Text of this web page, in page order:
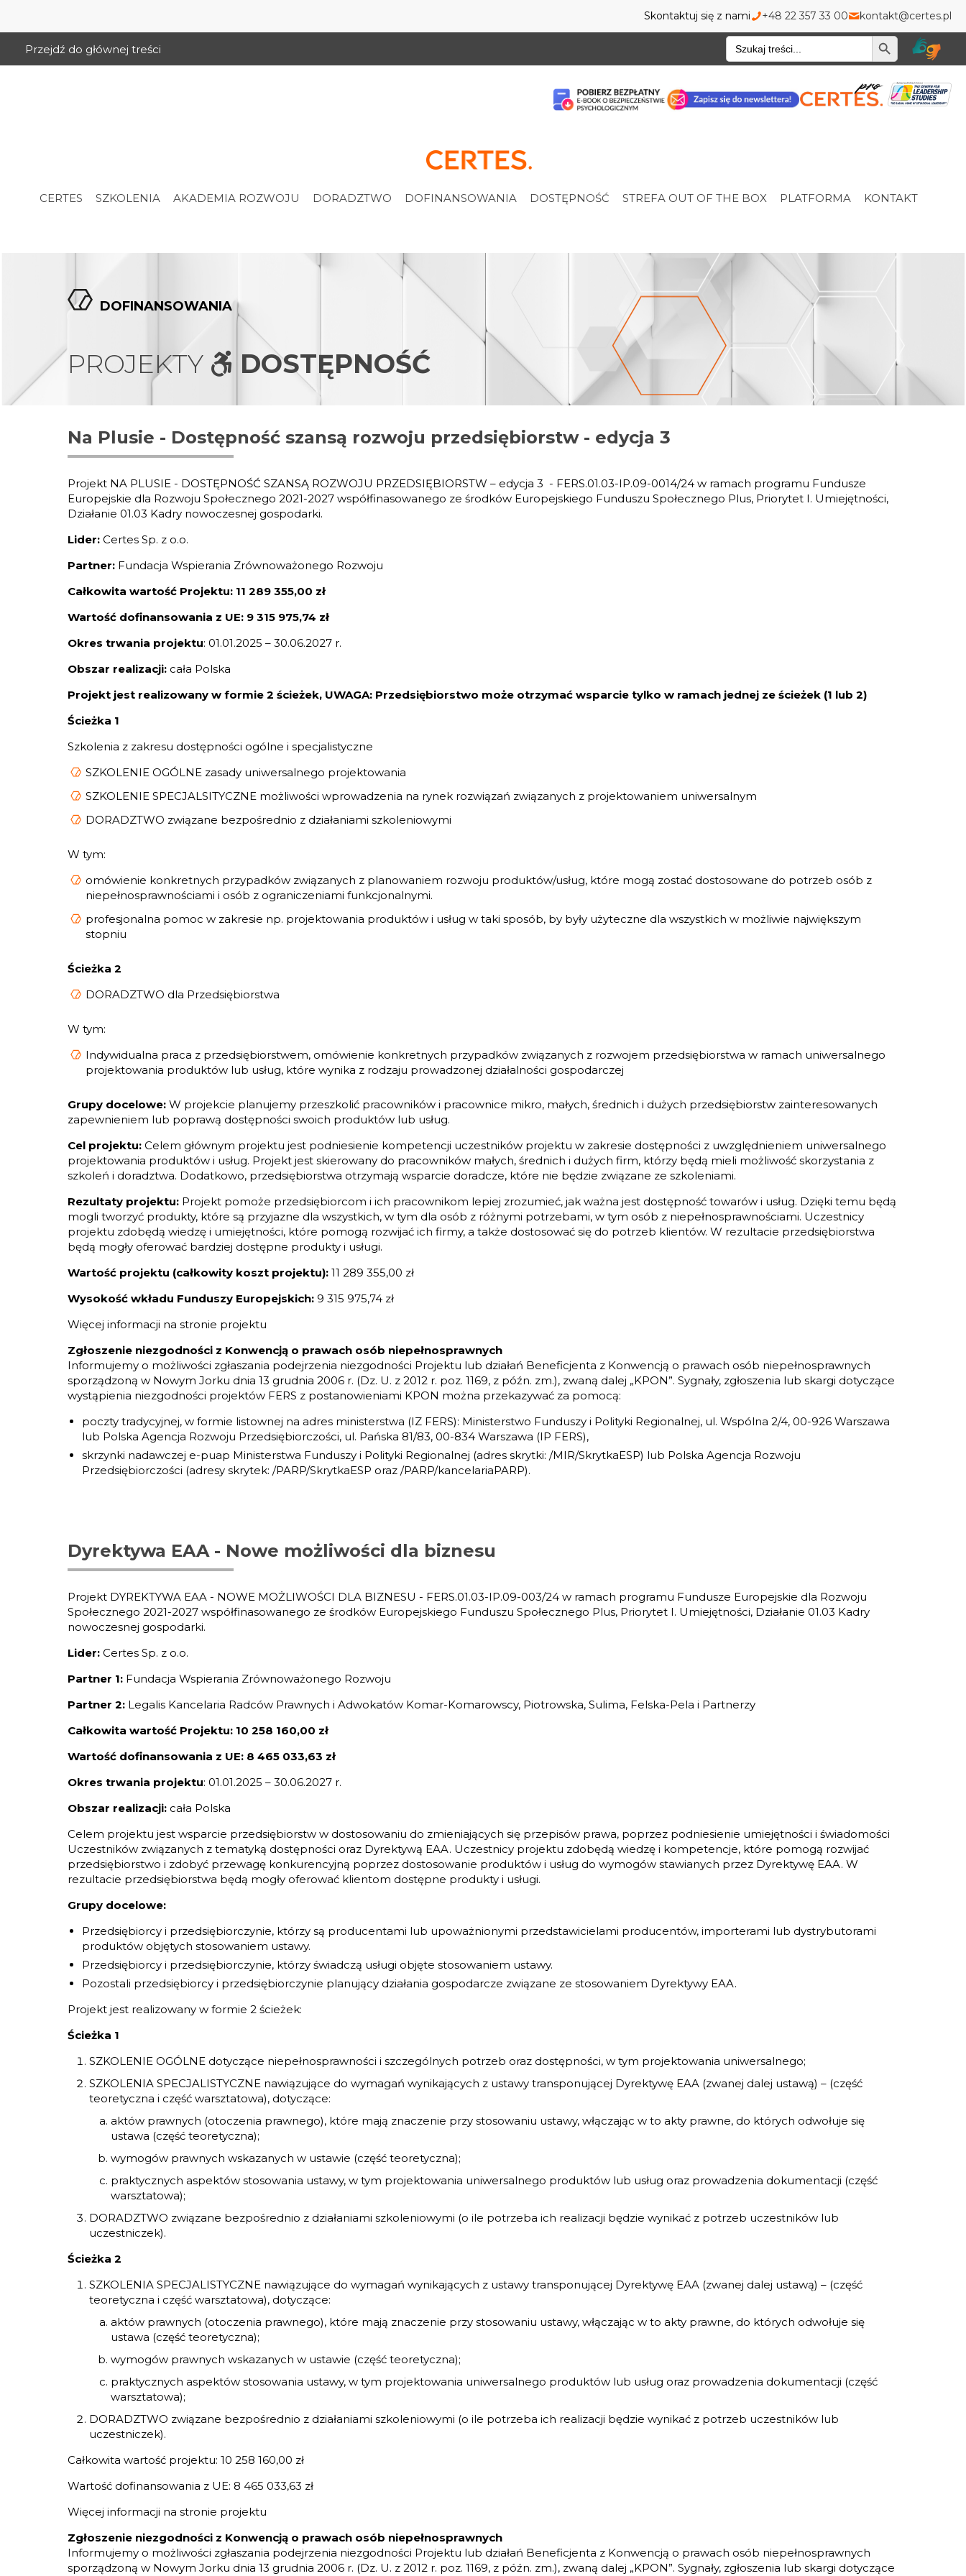
Skontaktuj się z nami +48 22 357 33 00 kontakt@certes.pl
Przejdź do głównej treści
Wyszukiwarka
CERTES SZKOLENIA AKADEMIA ROZWOJU DORADZTWO DOFINANSOWANIA DOSTĘPNOŚĆ STREFA OUT OF THE BOX PLATFORMA KONTAKT
DOFINANSOWANIA
PROJEKTY DOSTĘPNOŚĆ
Na Plusie - Dostępność szansą rozwoju przedsiębiorstw - edycja 3
Projekt NA PLUSIE - DOSTĘPNOŚĆ SZANSĄ ROZWOJU PRZEDSIĘBIORSTW – edycja 3 - FERS.01.03-IP.09-0014/24 w ramach programu Fundusze
Europejskie dla Rozwoju Społecznego 2021-2027 współfinasowanego ze środków Europejskiego Funduszu Społecznego Plus, Priorytet I. Umiejętności,
Działanie 01.03 Kadry nowoczesnej gospodarki.
Lider: Certes Sp. z o.o.
Partner: Fundacja Wspierania Zrównoważonego Rozwoju
Całkowita wartość Projektu: 11 289 355,00 zł
Wartość dofinansowania z UE: 9 315 975,74 zł
Okres trwania projektu: 01.01.2025 – 30.06.2027 r.
Obszar realizacji: cała Polska
Projekt jest realizowany w formie 2 ścieżek, UWAGA: Przedsiębiorstwo może otrzymać wsparcie tylko w ramach jednej ze ścieżek (1 lub 2)
Ścieżka 1
Szkolenia z zakresu dostępności ogólne i specjalistyczne
SZKOLENIE OGÓLNE zasady uniwersalnego projektowania
SZKOLENIE SPECJALSITYCZNE możliwości wprowadzenia na rynek rozwiązań związanych z projektowaniem uniwersalnym
DORADZTWO związane bezpośrednio z działaniami szkoleniowymi
W tym:
omówienie konkretnych przypadków związanych z planowaniem rozwoju produktów/usług, które mogą zostać dostosowane do potrzeb osób z
niepełnosprawnościami i osób z ograniczeniami funkcjonalnymi.
profesjonalna pomoc w zakresie np. projektowania produktów i usług w taki sposób, by były użyteczne dla wszystkich w możliwie największym
stopniu
Ścieżka 2
DORADZTWO dla Przedsiębiorstwa
W tym:
Indywidualna praca z przedsiębiorstwem, omówienie konkretnych przypadków związanych z rozwojem przedsiębiorstwa w ramach uniwersalnego
projektowania produktów lub usług, które wynika z rodzaju prowadzonej działalności gospodarczej
Grupy docelowe: W projekcie planujemy przeszkolić pracowników i pracownice mikro, małych, średnich i dużych przedsiębiorstw zainteresowanych
zapewnieniem lub poprawą dostępności swoich produktów lub usług.
Cel projektu: Celem głównym projektu jest podniesienie kompetencji uczestników projektu w zakresie dostępności z uwzględnieniem uniwersalnego
projektowania produktów i usług. Projekt jest skierowany do pracowników małych, średnich i dużych firm, którzy będą mieli możliwość skorzystania z
szkoleń i doradztwa. Dodatkowo, przedsiębiorstwa otrzymają wsparcie doradcze, które nie będzie związane ze szkoleniami.
Rezultaty projektu: Projekt pomoże przedsiębiorcom i ich pracownikom lepiej zrozumieć, jak ważna jest dostępność towarów i usług. Dzięki temu będą
mogli tworzyć produkty, które są przyjazne dla wszystkich, w tym dla osób z różnymi potrzebami, w tym osób z niepełnosprawnościami. Uczestnicy
projektu zdobędą wiedzę i umiejętności, które pomogą rozwijać ich firmy, a także dostosować się do potrzeb klientów. W rezultacie przedsiębiorstwa
będą mogły oferować bardziej dostępne produkty i usługi.
Wartość projektu (całkowity koszt projektu): 11 289 355,00 zł
Wysokość wkładu Funduszy Europejskich: 9 315 975,74 zł
Więcej informacji na stronie projektu
Zgłoszenie niezgodności z Konwencją o prawach osób niepełnosprawnych
Informujemy o możliwości zgłaszania podejrzenia niezgodności Projektu lub działań Beneficjenta z Konwencją o prawach osób niepełnosprawnych
sporządzoną w Nowym Jorku dnia 13 grudnia 2006 r. (Dz. U. z 2012 r. poz. 1169, z późn. zm.), zwaną dalej „KPON”. Sygnały, zgłoszenia lub skargi dotyczące
wystąpienia niezgodności projektów FERS z postanowieniami KPON można przekazywać za pomocą:
poczty tradycyjnej, w formie listownej na adres ministerstwa (IZ FERS): Ministerstwo Funduszy i Polityki Regionalnej, ul. Wspólna 2/4, 00-926 Warszawa
lub Polska Agencja Rozwoju Przedsiębiorczości, ul. Pańska 81/83, 00-834 Warszawa (IP FERS),
skrzynki nadawczej e-puap Ministerstwa Funduszy i Polityki Regionalnej (adres skrytki: /MIR/SkrytkaESP) lub Polska Agencja Rozwoju
Przedsiębiorczości (adresy skrytek: /PARP/SkrytkaESP oraz /PARP/kancelariaPARP).
Dyrektywa EAA - Nowe możliwości dla biznesu
Projekt DYREKTYWA EAA - NOWE MOŻLIWOŚCI DLA BIZNESU - FERS.01.03-IP.09-003/24 w ramach programu Fundusze Europejskie dla Rozwoju
Społecznego 2021-2027 współfinasowanego ze środków Europejskiego Funduszu Społecznego Plus, Priorytet I. Umiejętności, Działanie 01.03 Kadry
nowoczesnej gospodarki.
Lider: Certes Sp. z o.o.
Partner 1: Fundacja Wspierania Zrównoważonego Rozwoju
Partner 2: Legalis Kancelaria Radców Prawnych i Adwokatów Komar-Komarowscy, Piotrowska, Sulima, Felska-Pela i Partnerzy
Całkowita wartość Projektu: 10 258 160,00 zł
Wartość dofinansowania z UE: 8 465 033,63 zł
Okres trwania projektu: 01.01.2025 – 30.06.2027 r.
Obszar realizacji: cała Polska
Celem projektu jest wsparcie przedsiębiorstw w dostosowaniu do zmieniających się przepisów prawa, poprzez podniesienie umiejętności i świadomości
Uczestników związanych z tematyką dostępności oraz Dyrektywą EAA. Uczestnicy projektu zdobędą wiedzę i kompetencje, które pomogą rozwijać
przedsiębiorstwo i zdobyć przewagę konkurencyjną poprzez dostosowanie produktów i usług do wymogów stawianych przez Dyrektywę EAA. W
rezultacie przedsiębiorstwa będą mogły oferować klientom dostępne produkty i usługi.
Grupy docelowe:
Przedsiębiorcy i przedsiębiorczynie, którzy są producentami lub upoważnionymi przedstawicielami producentów, importerami lub dystrybutorami
produktów objętych stosowaniem ustawy.
Przedsiębiorcy i przedsiębiorczynie, którzy świadczą usługi objęte stosowaniem ustawy.
Pozostali przedsiębiorcy i przedsiębiorczynie planujący działania gospodarcze związane ze stosowaniem Dyrektywy EAA.
Projekt jest realizowany w formie 2 ścieżek:
Ścieżka 1
SZKOLENIE OGÓLNE dotyczące niepełnosprawności i szczególnych potrzeb oraz dostępności, w tym projektowania uniwersalnego;
SZKOLENIA SPECJALISTYCZNE nawiązujące do wymagań wynikających z ustawy transponującej Dyrektywę EAA (zwanej dalej ustawą) – (część
teoretyczna i część warsztatowa), dotyczące:
aktów prawnych (otoczenia prawnego), które mają znaczenie przy stosowaniu ustawy, włączając w to akty prawne, do których odwołuje się
ustawa (część teoretyczna);
wymogów prawnych wskazanych w ustawie (część teoretyczna);
praktycznych aspektów stosowania ustawy, w tym projektowania uniwersalnego produktów lub usług oraz prowadzenia dokumentacji (część
warsztatowa);
DORADZTWO związane bezpośrednio z działaniami szkoleniowymi (o ile potrzeba ich realizacji będzie wynikać z potrzeb uczestników lub
uczestniczek).
Ścieżka 2
SZKOLENIA SPECJALISTYCZNE nawiązujące do wymagań wynikających z ustawy transponującej Dyrektywę EAA (zwanej dalej ustawą) – (część
teoretyczna i część warsztatowa), dotyczące:
aktów prawnych (otoczenia prawnego), które mają znaczenie przy stosowaniu ustawy, włączając w to akty prawne, do których odwołuje się
ustawa (część teoretyczna);
wymogów prawnych wskazanych w ustawie (część teoretyczna);
praktycznych aspektów stosowania ustawy, w tym projektowania uniwersalnego produktów lub usług oraz prowadzenia dokumentacji (część
warsztatowa);
DORADZTWO związane bezpośrednio z działaniami szkoleniowymi (o ile potrzeba ich realizacji będzie wynikać z potrzeb uczestników lub
uczestniczek).
Całkowita wartość projektu: 10 258 160,00 zł
Wartość dofinansowania z UE: 8 465 033,63 zł
Więcej informacji na stronie projektu
Zgłoszenie niezgodności z Konwencją o prawach osób niepełnosprawnych
Informujemy o możliwości zgłaszania podejrzenia niezgodności Projektu lub działań Beneficjenta z Konwencją o prawach osób niepełnosprawnych
sporządzoną w Nowym Jorku dnia 13 grudnia 2006 r. (Dz. U. z 2012 r. poz. 1169, z późn. zm.), zwaną dalej „KPON”. Sygnały, zgłoszenia lub skargi dotyczące